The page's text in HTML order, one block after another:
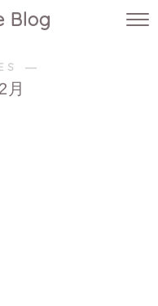
Blog
―